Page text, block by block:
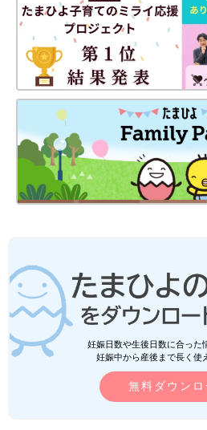
妊娠日数や生後日数に合った
妊娠中から産後まで長く使
無料ダウンロ